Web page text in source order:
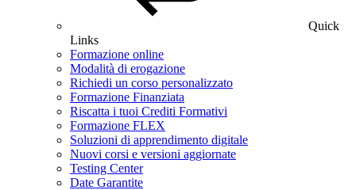
Quick
Links
Formazione online
Modalità di erogazione
Richiedi un corso personalizzato
Formazione Finanziata
Riscatta i tuoi Crediti Formativi
Formazione FLEX
Soluzioni di apprendimento digitale
Nuovi corsi e versioni aggiornate
Testing Center
Date Garantite